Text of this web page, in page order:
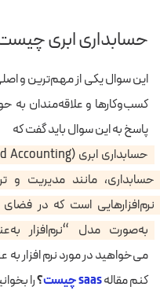
حسابداری ابری
این سوال یکی از مهم‌ترین و
کسب‌وکارها و علاقه‌مندان به
پاسخ به این سوال باید گفت که
حسابداری، مانند مدیریت و
نرم‌افزارهایی است که در فضای
به‌صورت مدل “نرم‌افزار
می‌خواهید در مورد نرم افزار
کنم مقالهsaas چیست ؟را